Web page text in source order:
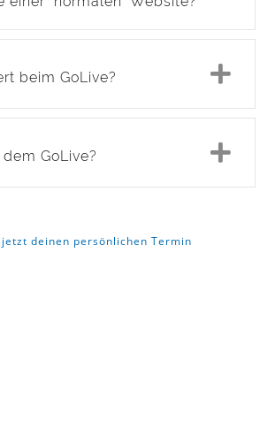
beim GoLive?
GoLive?
jetzt deinen persönlichen Termin